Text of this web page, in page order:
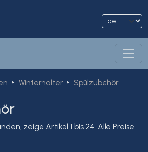
Winterhalter Spülzubehör
zeige Artikel 1 bis 24. Alle Preise